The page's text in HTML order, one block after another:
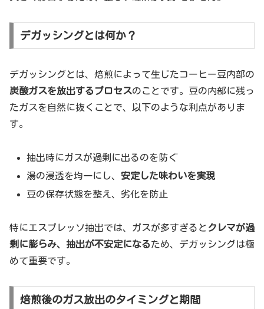
デガッシングとは何か？
デガッシングとは、焙煎によって生じたコーヒー豆内部の
炭酸ガスを放出するプロセスのことです。豆の内部に残っ
たガスを自然に抜くことで、以下のような利点がありま
す。
抽出時にガスが過剰に出るのを防ぐ
湯の浸透を均一にし、 安定した味わいを実現
豆の保存状態を整え、劣化を防止
特にエスプレッソ抽出では、ガスが多すぎると クレマが過
剰に膨らみ、抽出が不安定になるため、デガッシングは極
めて重要です。
焙煎後のガス放出のタイミングと期間